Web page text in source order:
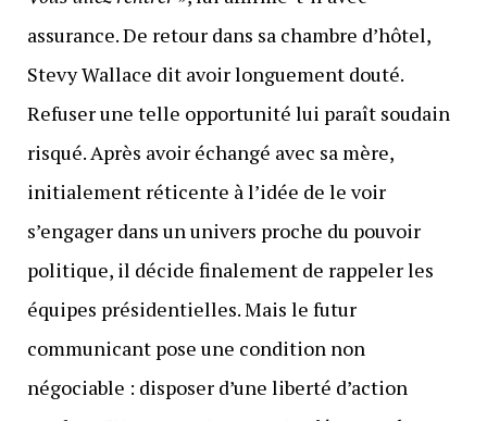
assurance. De retour dans sa chambre d’hôtel,
Stevy Wallace dit avoir longuement douté.
Refuser une telle opportunité lui paraît soudain
risqué. Après avoir échangé avec sa mère,
initialement réticente à l’idée de le voir
s’engager dans un univers proche du pouvoir
politique, il décide finalement de rappeler les
équipes présidentielles. Mais le futur
communicant pose une condition non
négociable : disposer d’une liberté d’action